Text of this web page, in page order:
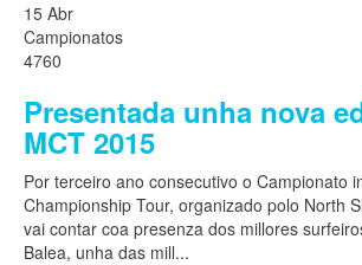
15 Abr
Campionatos
4760
Presentada unha nova
MCT 2015
Por terceiro ano consecutivo o Campionato
Championship Tour, organizado polo North
vai contar coa presenza dos millores
Balea, unha das mill...